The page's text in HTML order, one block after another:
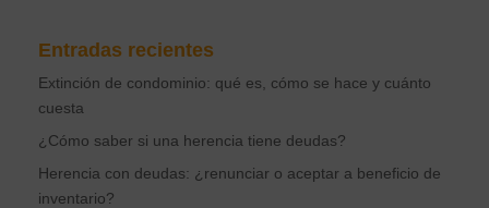
Entradas recientes
Extinción de condominio: qué es, cómo se hace y cuánto
cuesta
¿Cómo saber si una herencia tiene deudas?
Herencia con deudas: ¿renunciar o aceptar a beneficio de
inventario?